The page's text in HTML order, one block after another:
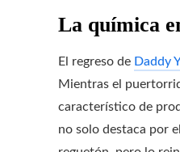
La química
El regreso de Daddy
Mientras el
característico de
no solo destaca por